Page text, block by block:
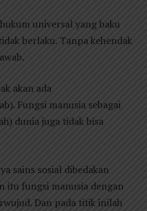
universal yang baku
berlaku. Tanpa kehendak
akan ada
Fungsi manusia sebagai
dunia juga tidak bisa
sains sosial dibedakan
itu fungsi manusia dengan
Dan pada titik inilah